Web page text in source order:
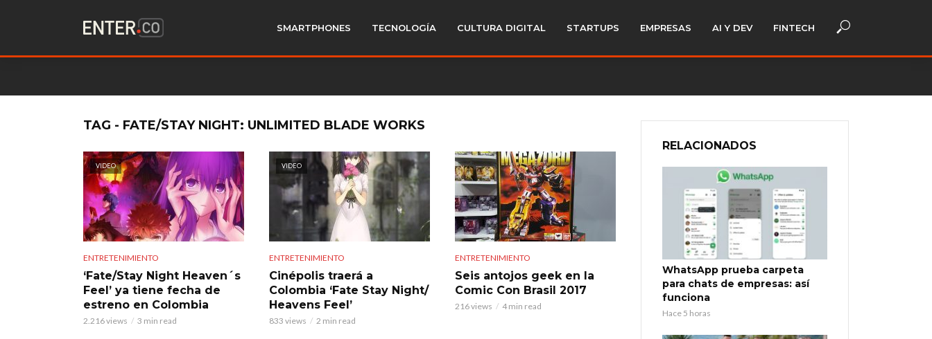
SMARTPHONES TECNOLOGÍA CULTURA DIGITAL STARTUPS EMPRESAS AI Y DEV FINTECH
TAG - FATE/STAY NIGHT: UNLIMITED BLADE WORKS
VIDEO
ENTRETENIMIENTO
‘Fate/Stay Night Heaven´s
Feel’ ya tiene fecha de
estreno en Colombia
2.216 views 3 min read
VIDEO
ENTRETENIMIENTO
Cinépolis traerá a
Colombia ‘Fate Stay Night/
Heavens Feel’
833 views 2 min read
ENTRETENIMIENTO
Seis antojos geek en la
Comic Con Brasil 2017
216 views 4 min read
RELACIONADOS
WhatsApp prueba carpeta
para chats de empresas: así
funciona
Hace 5 horas